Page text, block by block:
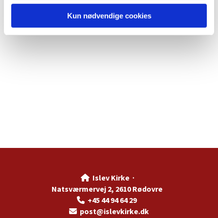
Kun nødvendige cookies
 Islev Kirke ·
Natsværmervej 2, 2610 Rødovre
 +45 44 94 64 29
 post@islevkirke.dk